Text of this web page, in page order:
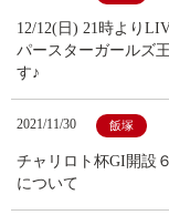
12/12(日) 21時より
パースターガールズ
す♪
2021/11/30 飯塚
チャリロト杯GI開設
について